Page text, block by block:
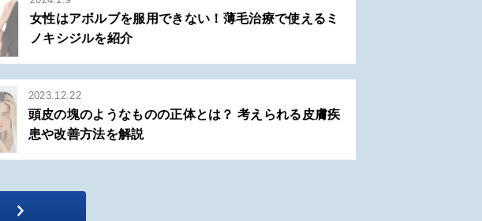
女性はアボルブを服用できない！薄毛治療で使えるミ
ノキシジルを紹介
2023.12.22
頭皮の塊のようなものの正体とは？ 考えられる皮膚疾
患や改善方法を解説